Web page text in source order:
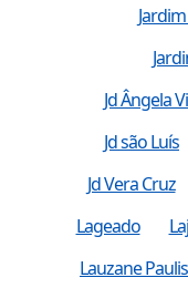
Jd Ângela
Jd são Luís
Jd Vera Cruz
Lageado
Lauzane